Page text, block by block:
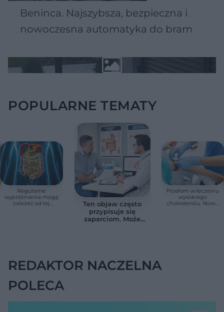
Beninca. Najszybsza, bezpieczna i
nowoczesna automatyka do bram
POPULARNE TEMATY
Regularne
wypróżnienia mogą
zależeć od tej
Ten objaw często
przypisuje się
zaparciom. Może
Przełom w leczeniu
wysokiego
cholesterolu. Nowa
REDAKTOR NACZELNA
POLECA